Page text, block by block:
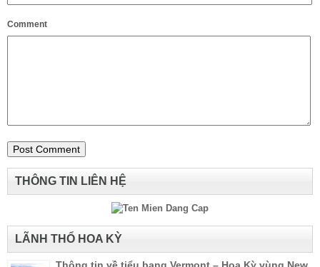
Comment
THÔNG TIN LIÊN HỆ
LÃNH THỔ HOA KỲ